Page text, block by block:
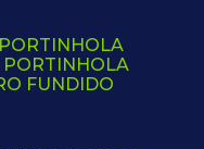
PORTINHOLA
FUNDIDO